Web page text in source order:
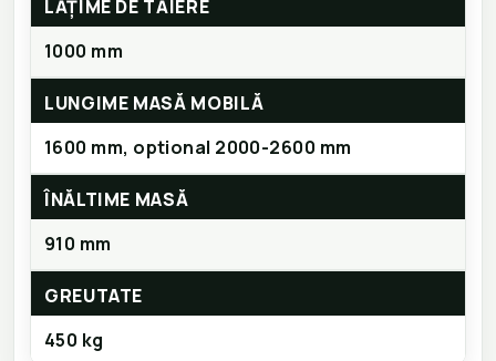
LĂȚIME DE TĂIERE
1000 mm
LUNGIME MASĂ MOBILĂ
1600 mm, optional 2000-2600 mm
ÎNĂLTIME MASĂ
910 mm
GREUTATE
450 kg